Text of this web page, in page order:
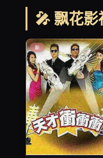
🎤 飘花影
新